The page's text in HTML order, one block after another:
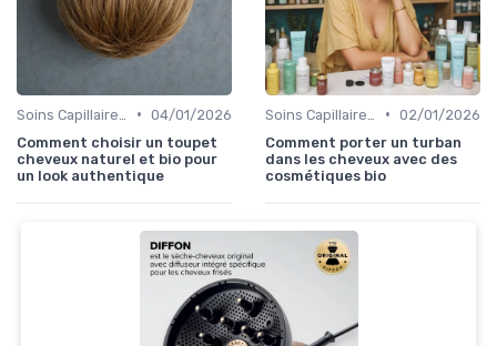
• 04/01/2026
Comment choisir un toupet
cheveux naturel et bio pour
un look authentique
• 02/01/2026
Comment porter un turban
dans les cheveux avec des
cosmétiques bio